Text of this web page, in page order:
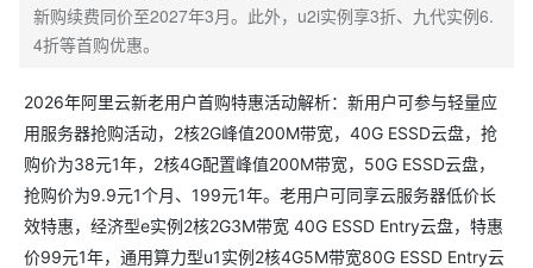
新购续费同价至2027年3月。此外，u2i实例享3折、九代实例6.
4折等首购优惠。
2026年阿里云新老用户首购特惠活动解析：新用户可参与轻量应
用服务器抢购活动，2核2G峰值200M带宽，40G ESSD云盘，抢
购价为38元1年，2核4G配置峰值200M带宽，50G ESSD云盘，
抢购价为9.9元1个月、199元1年。老用户可同享云服务器低价长
效特惠，经济型e实例2核2G3M带宽 40G ESSD Entry云盘，特惠
价99元1年，通用算力型u1实例2核4G5M带宽80G ESSD Entry云